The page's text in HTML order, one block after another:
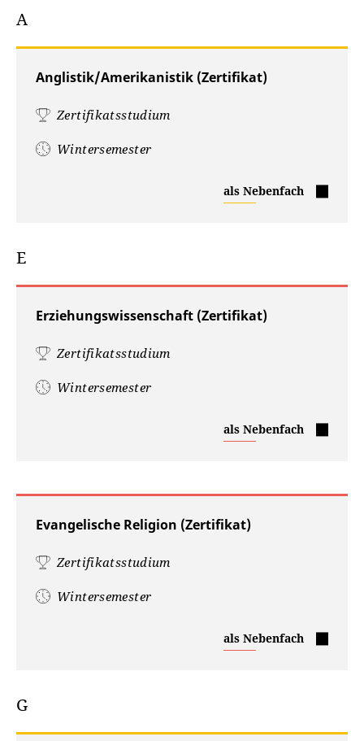
A
Anglistik/Amerikanistik (Zertifikat)
Zertifikatsstudium
Wintersemester
Anglistik/Amerikanistik
(Zertifikat)
als Nebenfach
E
Erziehungswissenschaft (Zertifikat)
Zertifikatsstudium
Wintersemester
Erziehungswissenschaft
(Zertifikat)
als Nebenfach
Evangelische Religion (Zertifikat)
Zertifikatsstudium
Wintersemester
Evangelische
Religion
als Nebenfach
G